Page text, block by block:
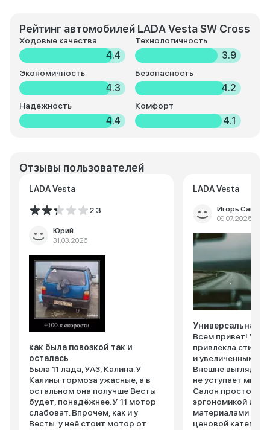
Рейтинг автомобилей LADA Vesta SW Cross
Ходовые качества
4.4
Технологичность
3.9
Экономичность
4.3
Безопасность
4.2
Надежность
4.4
Комфорт
4.1
Отзывы пользователей
LADA Vesta
2.3
Юрий
31.03.2026
как была повозкой так и
осталась
Была 11 лада, УАЗ, Калина. У
Калины тормоза ужасные, а в
остальном она получше Весты
будет, понадёжнее. У 11 мотор
слабоват. Впрочем, как и у
Весты: у неё стоит мотор от
LADA Vesta
Игорь
09.07.2025
Универсальная
Всем привет!
привлекла
и увеличенным
Внешне выглядит
не уступает
Салон
эргономикой и
материалами для
ценовой